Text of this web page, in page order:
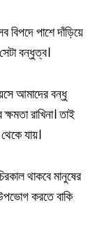
বিপদে পাশে দাঁড়িয়ে
বন্ধুত্ব।
আমাদের বন্ধু
রাখিনা। তাই
যায়।
থাকবে মানুষের
করতে বাকি